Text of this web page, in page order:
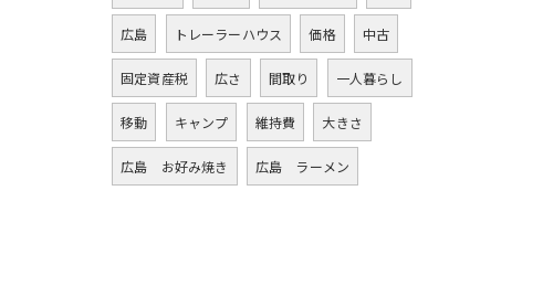
広島 トレーラーハウス 価格 中古
固定資産税 広さ 間取り 一人暮らし
移動 キャンプ 維持費 大きさ
広島 お好み焼き 広島 ラーメン